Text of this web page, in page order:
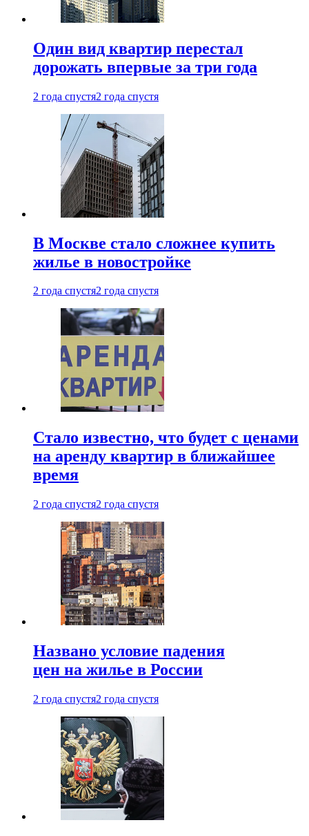
Один вид квартир перестал
дорожать впервые за три года
2 года спустя2 года спустя
В Москве стало сложнее купить
жилье в новостройке
2 года спустя2 года спустя
Стало известно, что будет с ценами
на аренду квартир в ближайшее
время
2 года спустя2 года спустя
Названо условие падения
цен на жилье в России
2 года спустя2 года спустя